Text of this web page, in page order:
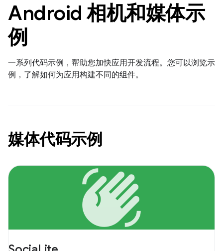
Android 相机和媒体示
例
一系列代码示例，帮助您加快应用开发流程。您可以浏览示
例，了解如何为应用构建不同的组件。
媒体代码示例
waving_hand